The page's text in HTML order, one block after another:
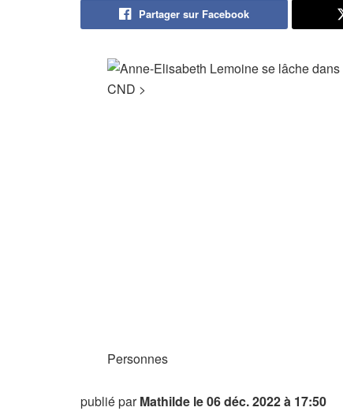
Partager sur Facebook
CND >
Personnes
publié parMathilde le 06 déc. 2022 à 17:50